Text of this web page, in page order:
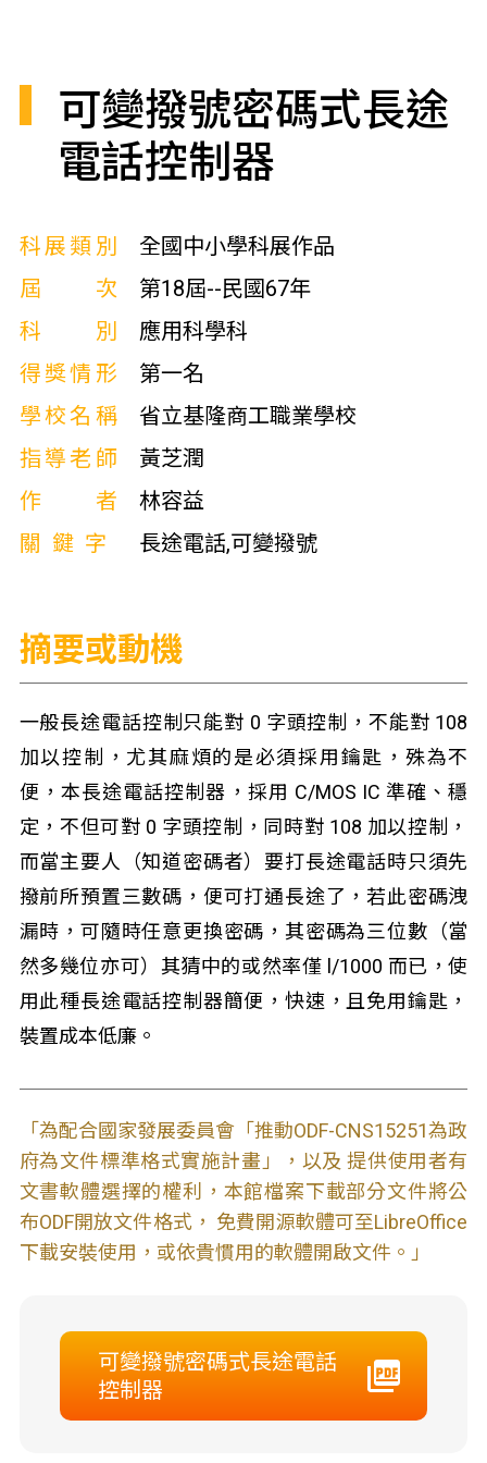
可變撥號密碼式長途
電話控制器
科展類別
全國中小學科展作品
屆次
第18屆--民國67年
科別
應用科學科
得獎情形
第一名
學校名稱
省立基隆商工職業學校
指導老師
黃芝潤
作者
林容益
關鍵字
長途電話,可變撥號
摘要或動機
一般長途電話控制只能對 0 字頭控制，不能對 108
加以控制，尤其麻煩的是必須採用鑰匙，殊為不
便，本長途電話控制器，採用 C/MOS IC 準確、穩
定，不但可對 0 字頭控制，同時對 108 加以控制，
而當主要人（知道密碼者）要打長途電話時只須先
撥前所預置三數碼，便可打通長途了，若此密碼洩
漏時，可隨時任意更換密碼，其密碼為三位數（當
然多幾位亦可）其猜中的或然率僅 l/1000 而已，使
用此種長途電話控制器簡便，快速，且免用鑰匙，
裝置成本低廉。
「為配合國家發展委員會「推動ODF-CNS15251為政
府為文件標準格式實施計畫」，以及 提供使用者有
文書軟體選擇的權利，本館檔案下載部分文件將公
布ODF開放文件格式， 免費開源軟體可至LibreOffice
下載安裝使用，或依貴慣用的軟體開啟文件。」
可變撥號密碼式長途電話
控制器